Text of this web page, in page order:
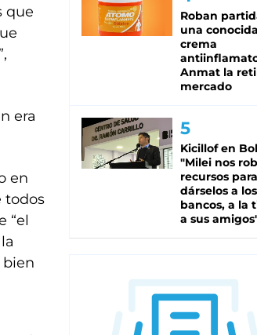
que
era
en
todos
“el
bien
Roban
una conocida
crema
Anmat la
mercado
Kicillof en
"Milei nos
recursos para
dárselos a los
bancos, a la
a sus